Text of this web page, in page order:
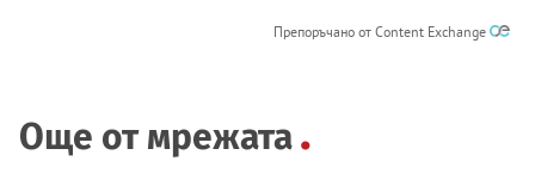
Препоръчано от Content Exchange
Още от мрежата